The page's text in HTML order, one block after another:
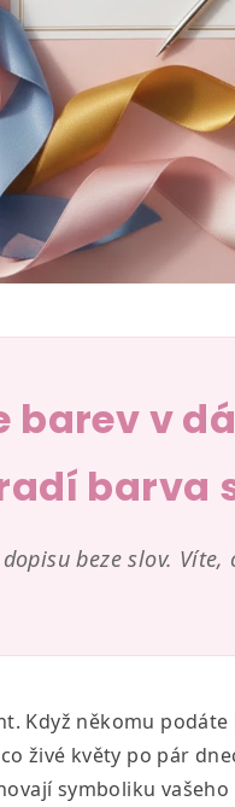
barev v
barva
beze slov. Víte,
Když někomu
živé květy po pár
symboliku